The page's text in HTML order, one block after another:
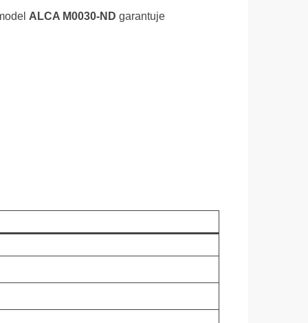
ALCA M0030-ND garantuje